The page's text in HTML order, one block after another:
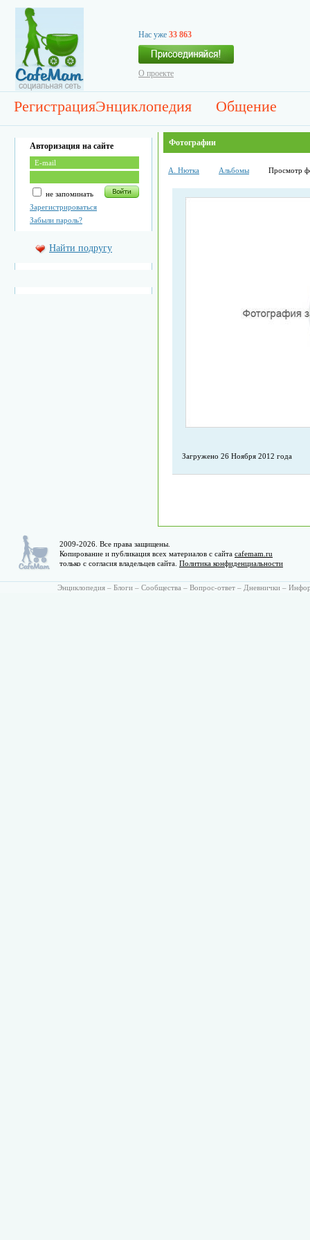
Нас уже 33 863
О проекте
РегистрацияЭнциклопедия Общение
Авторизация на сайте
не запоминать
Зарегистрироваться
Забыли пароль?
Найти подругу
Фотографии
А. Нютка Альбомы Просмотр
Загружено 26 Ноября 2012 года
2009-2026. Все права защищены.
Копирование и публикация всех материалов с сайта cafemam.ru
только с согласия владельцев сайта. Политика конфиденциальности
Энциклопедия – Блоги – Сообщества – Вопрос-ответ – Дневнички –